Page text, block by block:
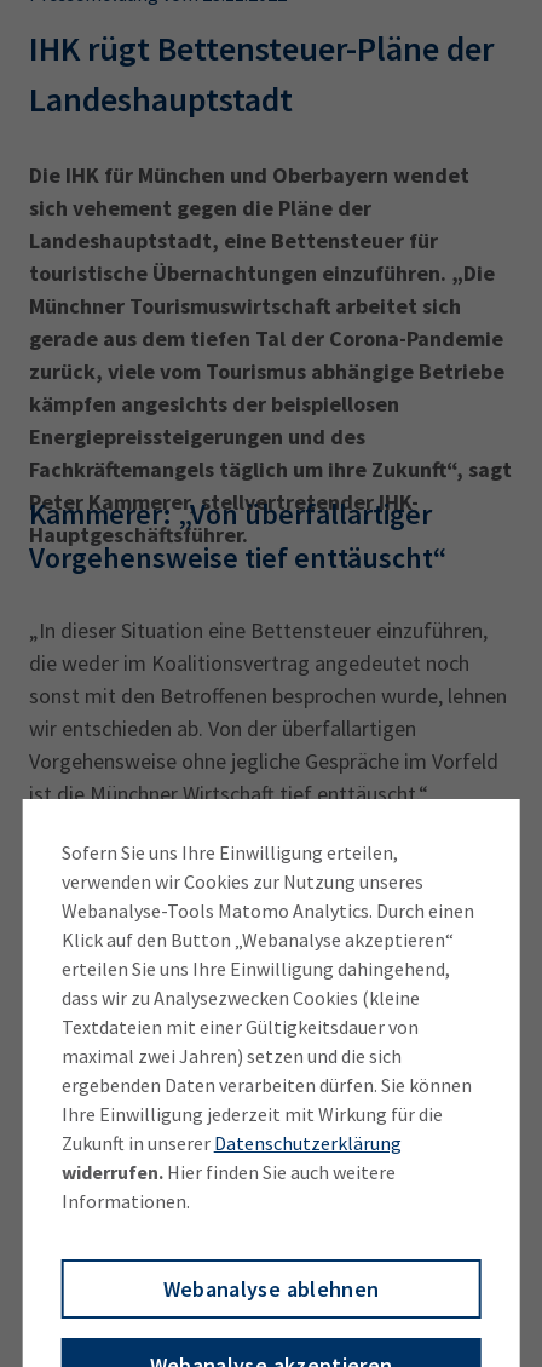
Leichte Sprache
IHK regional
Karriere
Presse
EN
IHK Akademie
Magazin Log-in
AdA
34d
Prüfungstermine
Wirtschaftsfachwirt
34f
Negativerklärung
Sachkundeprüfung
Berichtsheft
Sofern Sie uns Ihre Einwilligung erteilen,
verwenden wir Cookies zur Nutzung unseres
Webanalyse-Tools Matomo Analytics. Durch einen
Klick auf den Button „Webanalyse akzeptieren“
erteilen Sie uns Ihre Einwilligung dahingehend,
dass wir zu Analysezwecken Cookies (kleine
Textdateien mit einer Gültigkeitsdauer von
maximal zwei Jahren) setzen und die sich
ergebenden Daten verarbeiten dürfen. Sie können
Ihre Einwilligung jederzeit mit Wirkung für die
Zukunft in unserer Datenschutzerklärung
widerrufen.Hier finden Sie auch weitere
Informationen.
Webanalyse ablehnen
IHK rügt Bettensteuer-Pläne der
Landeshauptstadt
Die IHK für München und Oberbayern wendet
sich vehement gegen die Pläne der
Landeshauptstadt, eine Bettensteuer für
touristische Übernachtungen einzuführen. „Die
Münchner Tourismuswirtschaft arbeitet sich
gerade aus dem tiefen Tal der Corona-Pandemie
zurück, viele vom Tourismus abhängige Betriebe
kämpfen angesichts der beispiellosen
Energiepreis­steigerungen und des
Fachkräftemangels täglich um ihre Zukunft“, sagt
Peter Kammerer, stellvertretender IHK-
Hauptgeschäftsführer.
Kammerer: „Von überfallartiger
Vorgehensweise tief enttäuscht“
„In dieser Situation eine Bettensteuer einzuführen,
die weder im Koalitionsvertrag angedeutet noch
sonst mit den Betroffenen besprochen wurde, lehnen
wir entschieden ab. Von der überfallartigen
Vorgehensweise ohne jegliche Gespräche im Vorfeld
ist die Münchner Wirtschaft tief enttäuscht.“
Die IHK wende sich gegen alle Formen von
Steuererhöhungen, um die Wirtschaft in der aktuellen
Krisensituation nicht noch mehr zu belasten, so
Kammerer. Die neue Steuer würde zwangsläufig die
Ausgabenbudgets der Gäste während ihres
Aufenthalts schmälern. Münchner
Übernachtungsbetriebe würden an Attraktivität
einbüßen, weil Gäste zum Teil auf Umlandorte
ausweichen oder gänzlich andere Ziele suchen
würden.
Kammerer betont, dass die IHK dennoch jederzeit zu
neue Konzepte zur Finanzierung kommunaler
Ausgaben für die Tourismuswirtschaft und zur noch
professionelleren Tourismusvermarktung entwickelt